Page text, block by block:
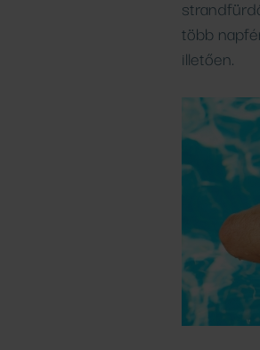
több
illetően.